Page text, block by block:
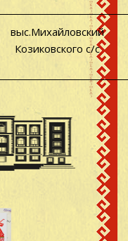
выс.Михайловский
Козиковского с/с